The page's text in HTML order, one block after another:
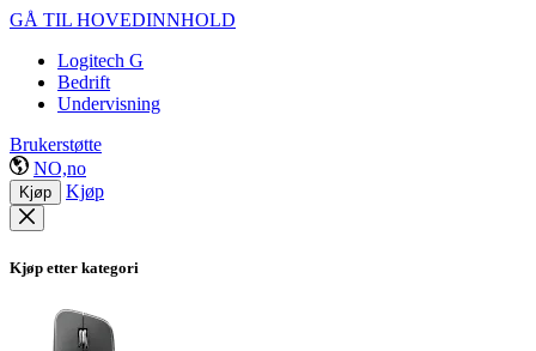
GÅ TIL HOVEDINNHOLD
Logitech G
Bedrift
Undervisning
Brukerstøtte
NO,no
Kjøp Kjøp
Kjøp etter kategori